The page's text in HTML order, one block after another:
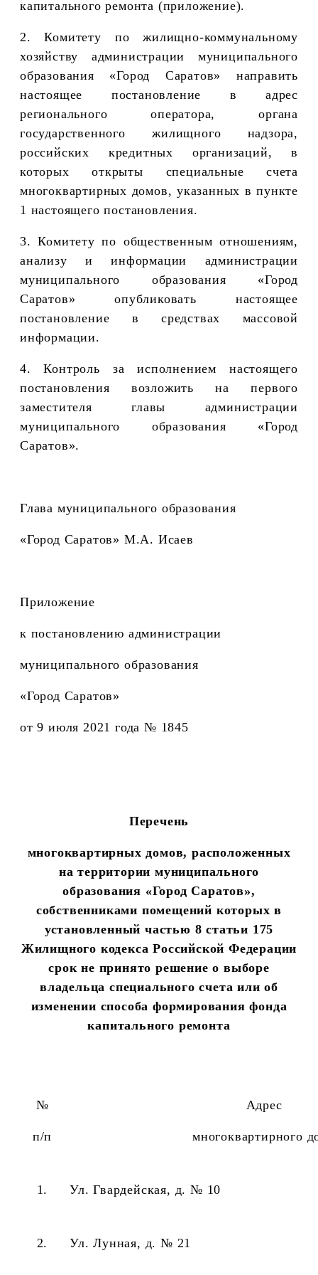
капитального ремонта (приложение).
2. Комитету по жилищно-коммунальному
хозяйству администрации муниципального
образования «Город Саратов» направить
настоящее постановление в адрес
регионального оператора, органа
государственного жилищного надзора,
российских кредитных организаций, в
которых открыты специальные счета
многоквартирных домов, указанных в пункте
1 настоящего постановления.
3. Комитету по общественным отношениям,
анализу и информации администрации
муниципального образования «Город
Саратов» опубликовать настоящее
постановление в средствах массовой
информации.
4. Контроль за исполнением настоящего
постановления возложить на первого
заместителя главы администрации
муниципального образования «Город
Саратов».
Глава муниципального образования
«Город Саратов» М.А. Исаев
Приложение
к постановлению администрации
муниципального образования
«Город Саратов»
от 9 июля 2021 года № 1845
Перечень
многоквартирных домов, расположенных
на территории муниципального
образования «Город Саратов»,
собственниками помещений которых в
установленный частью 8 статьи 175
Жилищного кодекса Российской Федерации
срок не принято решение о выборе
владельца специального счета или об
изменении способа формирования фонда
капитального ремонта
№
п/п
Адрес
многоквартирного
1. Ул. Гвардейская, д. № 10
2. Ул. Лунная, д. № 21